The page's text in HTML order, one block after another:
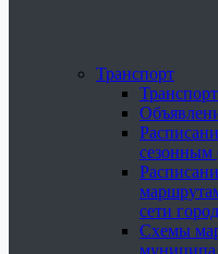
Транспорт
Транспорт
сети
Схемы